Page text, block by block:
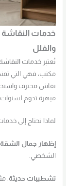
خدمات
والفلل
تُعتبر خدمات
مكتب، فهي التي
نقاش محترف
مبهرة تدوم
لماذا تحتاج إلى
إظهار جمال الشقة
الشخصي.
تشطيبات حديثة: